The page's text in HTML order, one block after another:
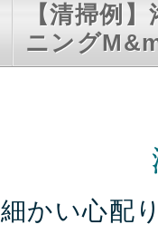
【清掃例
ニング
細かい心配